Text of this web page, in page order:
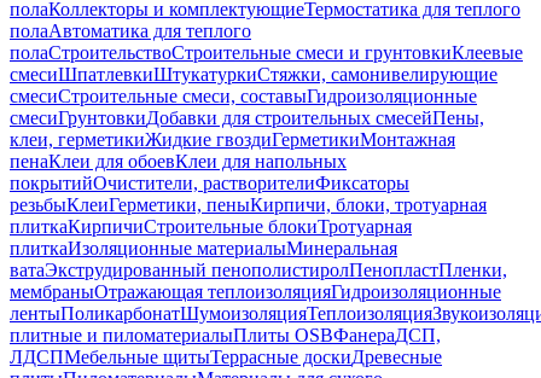
полаКоллекторы и комплектующиеТермостатика для теплого
полаАвтоматика для теплого
полаСтроительствоСтроительные смеси и грунтовкиКлеевые
смесиШпатлевкиШтукатуркиСтяжки, самонивелирующие
смесиСтроительные смеси, составыГидроизоляционные
смесиГрунтовкиДобавки для строительных смесейПены,
клеи, герметикиЖидкие гвоздиГерметикиМонтажная
пенаКлеи для обоевКлеи для напольных
покрытийОчистители, растворителиФиксаторы
резьбыКлеиГерметики, пеныКирпичи, блоки, тротуарная
плиткаКирпичиСтроительные блокиТротуарная
плиткаИзоляционные материалыМинеральная
ватаЭкструдированный пенополистиролПенопластПленки,
мембраныОтражающая теплоизоляцияГидроизоляционные
лентыПоликарбонатШумоизоляцияТеплоизоляция
плитные и пиломатериалыПлиты OSBФанераДСП,
ЛДСПМебельные щитыТеррасные доскиДревесные